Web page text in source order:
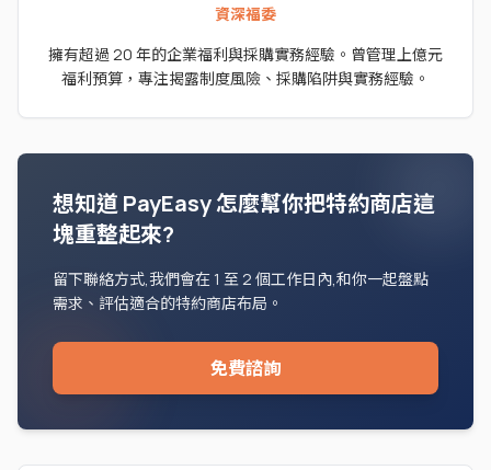
資深福委
擁有超過 20 年的企業福利與採購實務經驗。曾管理上億元
福利預算，專注揭露制度風險、採購陷阱與實務經驗。
想知道 PayEasy 怎麼幫你把特約商店這
塊重整起來?
留下聯絡方式,我們會在 1 至 2 個工作日內,和你一起盤點
需求、評估適合的特約商店布局。
免費諮詢